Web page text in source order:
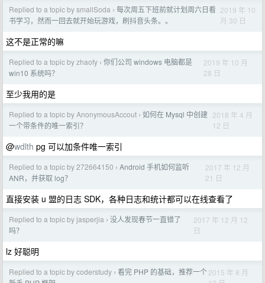
Replied to a topic by smallSoda › 每次周五下班前就计划周六日看
书学习，然而一回去就开始玩游戏，刷抖音头条。。
2019 年 10
月 30 日
这不是正常的嘛
Replied to a topic by zhaofy › 你们公司 windows 电脑都是
win10 系统吗？
2019 年 10 月
28 日
至少我用的是
Replied to a topic by AnonymousAccout › 如何在 Mysql 中创建
一个带条件的唯一索引？
2018 年 4 月
12 日
@wdlth pg 可以加条件唯一索引
Replied to a topic by 272664150 › Android 手机如何监听
ANR，并获取 log？
2017 年 12 月
21 日
直接安装 u 盟的日志 SDK，各种日志和统计都可以在线查看了
Replied to a topic by jasperjia › 没人发现春节一直错了
吗？
2017 年 12 月 12
日
lz 好聪明
Replied to a topic by coderstudy › 看完 PHP 的基础，推荐一个2015 年 8 月